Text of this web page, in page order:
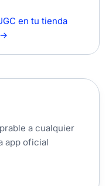
en tu tienda
a cualquier
app oficial